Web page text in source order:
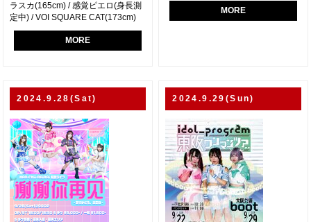
ラスカ(165cm) / 感覚ピエロ(身長測
定中) / VOI SQUARE CAT(173cm)
MORE
MORE
2024.9.28(Sat) 2024.9.29(Sun)